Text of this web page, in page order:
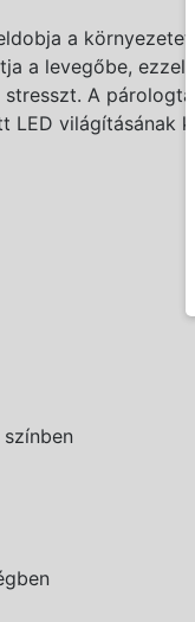
a
a levegőbe,
A
LED világításának